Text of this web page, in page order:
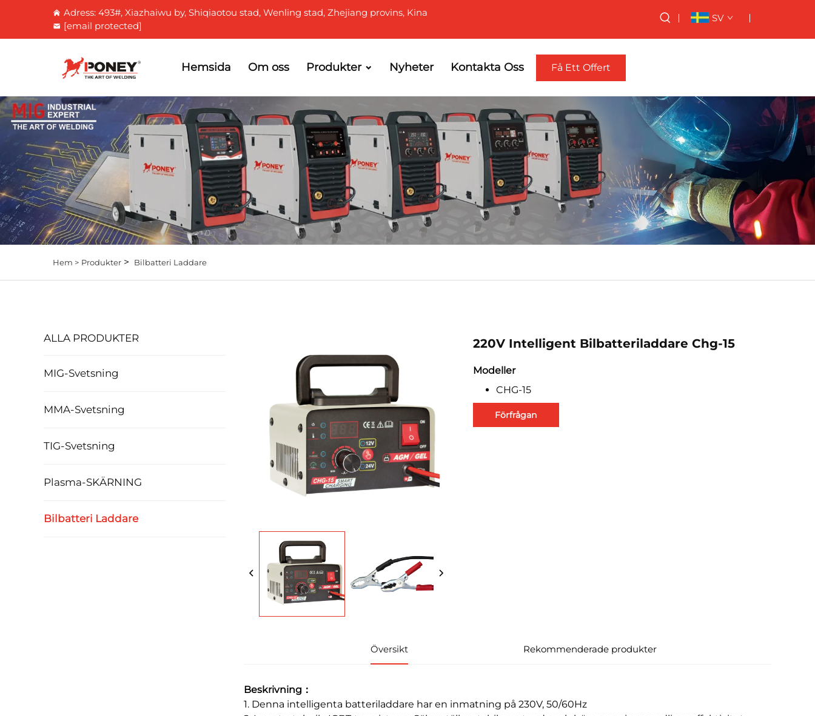
Adress: 493#, Xiazhaiwu by, Shiqiaotou stad, Wenling stad, Zhejiang provins, Kina
[email protected]
SV
Hemsida Om oss Produkter Nyheter Kontakta Oss Få Ett Offert
Hem > Produkter > Bilbatteri Laddare
ALLA PRODUKTER
MIG-Svetsning
MMA-Svetsning
TIG-Svetsning
Plasma-SKÄRNING
Bilbatteri Laddare
220V Intelligent Bilbatteriladdare Chg-15
Modeller
CHG-15
Förfrågan
Översikt Rekommenderade produkter
Beskrivning：
1. Denna intelligenta batteriladdare har en inmatning på 230V, 50/60Hz